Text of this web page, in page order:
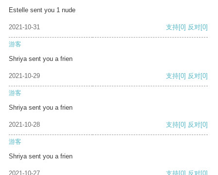
Estelle sent you 1 nude
2021-10-31 支持[0] 反对[0]
游客
Shriya sent you a frien
2021-10-29 支持[0] 反对[0]
游客
Shriya sent you a frien
2021-10-28 支持[0] 反对[0]
游客
Shriya sent you a frien
2021-10-27 支持[0] 反对[0]